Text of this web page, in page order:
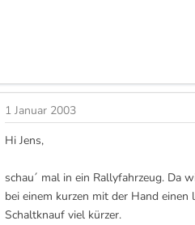
1 Januar 2003
Hi Jens,
schau´ mal in ein Rallyfahrzeug. Da
bei einem kurzen mit der Hand
Schaltknauf viel kürzer.